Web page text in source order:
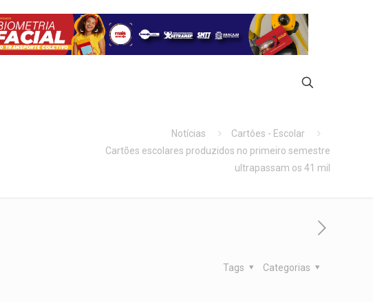
Notícias
Cartôes - Escolar
Cartões escolares produzidos no primeiro semestre
ultrapassam os 41 mil
Categorias
Tags